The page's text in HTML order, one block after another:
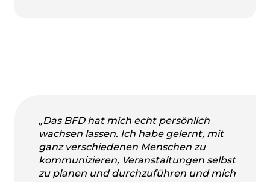
„Das BFD hat mich echt persönlich
wachsen lassen. Ich habe gelernt, mit
ganz verschiedenen Menschen zu
kommunizieren, Veranstaltungen selbst
zu planen und durchzuführen und mich